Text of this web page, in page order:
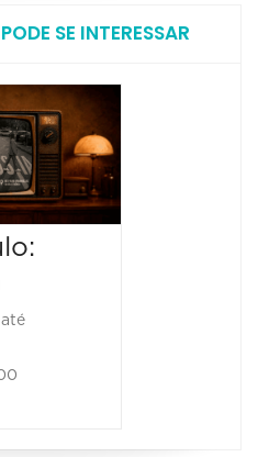
SE INTERESSAR